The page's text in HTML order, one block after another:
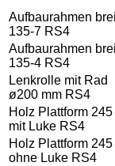
Aufbaurahmen
135-7 RS4
Aufbaurahmen
135-4 RS4
Lenkrolle mit Rad
ø200 mm RS4
Holz Plattform 245
mit Luke RS4
Holz Plattform 245
ohne Luke RS4